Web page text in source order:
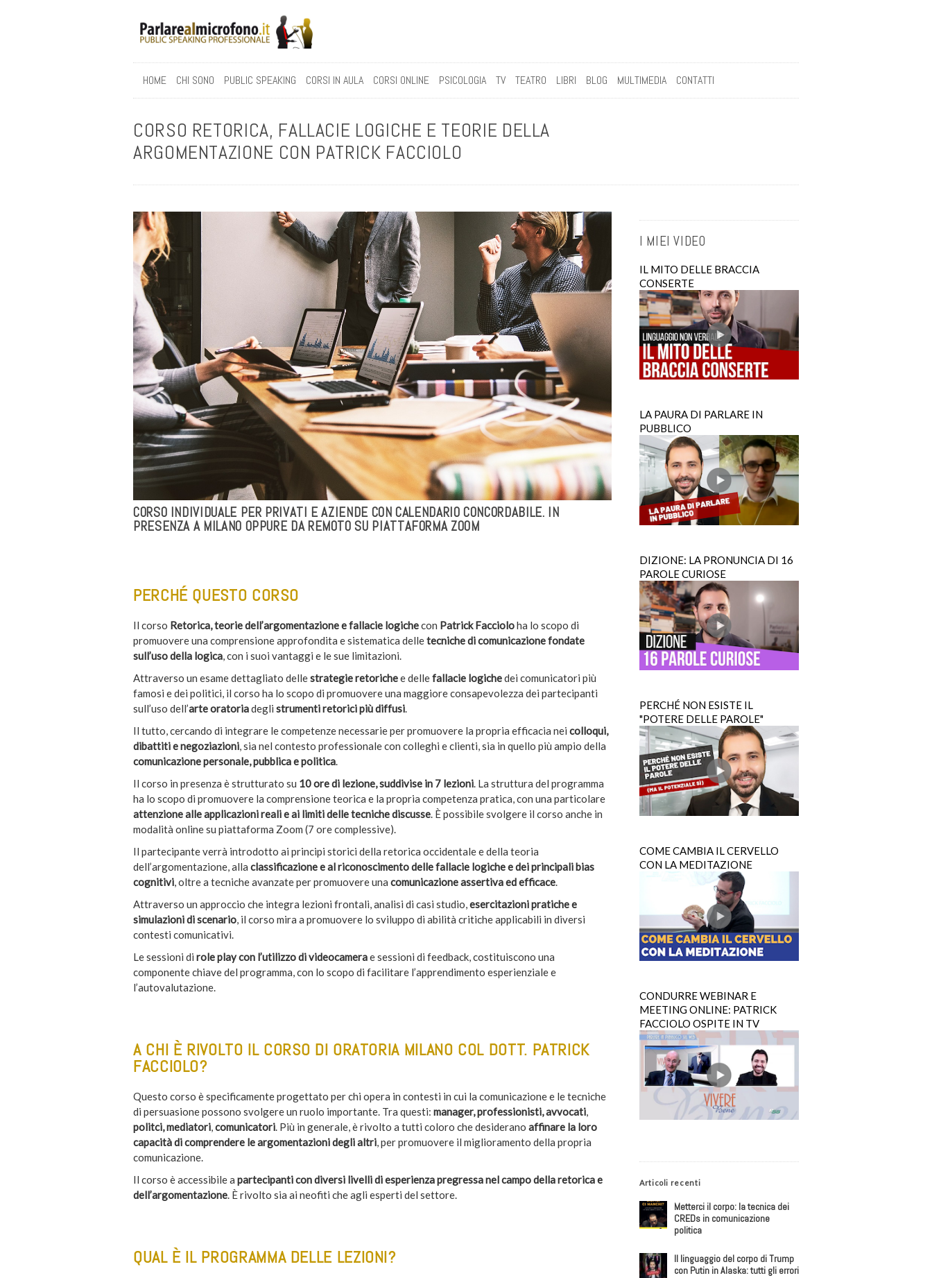
HOME CHI SONO PUBLIC SPEAKING CORSI IN AULA CORSI ONLINE PSICOLOGIA TV TEATRO LIBRI BLOG MULTIMEDIA CONTATTI
CORSO RETORICA, FALLACIE LOGICHE E TEORIE DELLA
ARGOMENTAZIONE CON PATRICK FACCIOLO
CORSO INDIVIDUALE PER PRIVATI E AZIENDE CON CALENDARIO CONCORDABILE. IN
PRESENZA A MILANO OPPURE DA REMOTO SU PIATTAFORMA ZOOM
PERCHÉ QUESTO CORSO
Il corso Retorica, teorie dell’argomentazione e fallacie logichecon Patrick Faccioloha lo scopo di
promuovere una comprensione approfondita e sistematica delletecniche di comunicazione fondate
sull’uso della logica, con i suoi vantaggi e le sue limitazioni.
Attraverso un esame dettagliato dellestrategie retorichee dellefallacie logichedei comunicatori più
famosi e dei politici, il corso ha lo scopo di promuovere una maggiore consapevolezza dei partecipanti
sull’uso dell’arte oratoriadegli strumenti retorici più diffusi.
Il tutto, cercando di integrare le competenze necessarie per promuovere la propria efficacia nei colloqui,
dibattiti e negoziazioni, sia nel contesto professionale con colleghi e clienti, sia in quello più ampio della
comunicazione personale, pubblica e politica.
Il corso in presenza è strutturato su 10 ore di lezione, suddivise in 7 lezioni. La struttura del programma
ha lo scopo di promuovere la comprensione teorica e la propria competenza pratica, con una particolare
attenzione alle applicazioni reali e ai limiti delle tecniche discusse. È possibile svolgere il corso anche in
modalità online su piattaforma Zoom (7 ore complessive).
Il partecipante verrà introdotto ai principi storici della retorica occidentale e della teoria
dell’argomentazione, alla classificazione e al riconoscimento delle fallacie logiche e dei principali bias
cognitivi, oltre a tecniche avanzate per promuovere una comunicazione assertiva ed efficace.
Attraverso un approccio che integra lezioni frontali, analisi di casi studio,esercitazioni pratiche e
simulazioni di scenario, il corso mira a promuovere lo sviluppo di abilità critiche applicabili in diversi
contesti comunicativi.
Le sessioni di role play con l’utilizzo di videocamerae sessioni di feedback, costituiscono una
componente chiave del programma, con lo scopo di facilitare l’apprendimento esperienziale e
l’autovalutazione.
A CHI È RIVOLTO IL CORSO DI ORATORIA MILANO COL DOTT. PATRICK
FACCIOLO?
Questo corso è specificamente progettato per chi opera in contesti in cui la comunicazione e le tecniche
di persuasione possono svolgere un ruolo importante. Tra questi: manager, professionisti,avvocati,
politci, mediatori,comunicatori. Più in generale, è rivolto a tutti coloro che desiderano affinare la loro
capacità di comprendere le argomentazioni degli altri, per promuovere il miglioramento della propria
comunicazione.
Il corso è accessibile a partecipanti con diversi livelli di esperienza pregressa nel campo della retorica e
dell’argomentazione. È rivolto sia ai neofiti che agli esperti del settore.
QUAL È IL PROGRAMMA DELLE LEZIONI?
I MIEI VIDEO
IL MITO DELLE BRACCIA
CONSERTE
LA PAURA DI PARLARE IN
PUBBLICO
DIZIONE: LA PRONUNCIA DI 16
PAROLE CURIOSE
PERCHÉ NON ESISTE IL
"POTERE DELLE PAROLE"
COME CAMBIA IL CERVELLO
CON LA MEDITAZIONE
CONDURRE WEBINAR E
MEETING ONLINE: PATRICK
FACCIOLO OSPITE IN TV
Articoli recenti
Metterci il corpo: la tecnica dei
CREDs in comunicazione
politica
Il linguaggio del corpo di Trump
con Putin in Alaska: tutti gli errori